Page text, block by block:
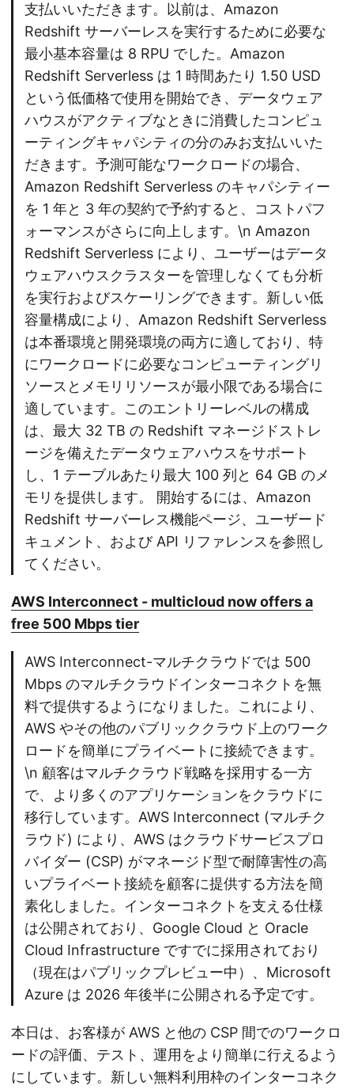
支払いいただきます。以前は、Amazon
Redshift サーバーレスを実行するために必要な
最小基本容量は 8 RPU でした。Amazon
Redshift Serverless は 1 時間あたり 1.50 USD
という低価格で使用を開始でき、データウェア
ハウスがアクティブなときに消費したコンピュ
ーティングキャパシティの分のみお支払いいた
だきます。予測可能なワークロードの場合、
Amazon Redshift Serverless のキャパシティー
を 1 年と 3 年の契約で予約すると、コストパフ
ォーマンスがさらに向上します。\n Amazon
Redshift Serverless により、ユーザーはデータ
ウェアハウスクラスターを管理しなくても分析
を実行およびスケーリングできます。新しい低
容量構成により、Amazon Redshift Serverless
は本番環境と開発環境の両方に適しており、特
にワークロードに必要なコンピューティングリ
ソースとメモリリソースが最小限である場合に
適しています。このエントリーレベルの構成
は、最大 32 TB の Redshift マネージドストレ
ージを備えたデータウェアハウスをサポート
し、1 テーブルあたり最大 100 列と 64 GB のメ
モリを提供します。 開始するには、Amazon
Redshift サーバーレス機能ページ、ユーザード
キュメント、および API リファレンスを参照し
てください。
AWS Interconnect - multicloud now offers a
free 500 Mbps tier
AWS Interconnect-マルチクラウドでは 500
Mbps のマルチクラウドインターコネクトを無
料で提供するようになりました。これにより、
AWS やその他のパブリッククラウド上のワーク
ロードを簡単にプライベートに接続できます。
\n 顧客はマルチクラウド戦略を採用する一方
で、より多くのアプリケーションをクラウドに
移行しています。AWS Interconnect (マルチク
ラウド) により、AWS はクラウドサービスプロ
バイダー (CSP) がマネージド型で耐障害性の高
いプライベート接続を顧客に提供する方法を簡
素化しました。インターコネクトを支える仕様
は公開されており、Google Cloud と Oracle
Cloud Infrastructure ですでに採用されており
（現在はパブリックプレビュー中）、Microsoft
Azure は 2026 年後半に公開される予定です。
本日は、お客様が AWS と他の CSP 間でのワークロ
ードの評価、テスト、運用をより簡単に行えるよう
にしています。新しい無料利用枠のインターコネク